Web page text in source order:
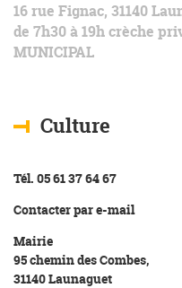
16 rue Fignac, 31140
de 7h30 à 19h crèche
MUNICIPAL
Culture
Tél. 05 61 37 64 67
Contacter par e-mail
Mairie
95 chemin des Combes,
31140 Launaguet